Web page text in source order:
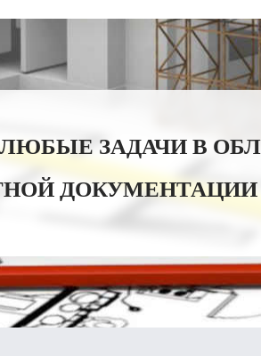
ЗАДАЧИ В
ДОКУМЕНТАЦИИ